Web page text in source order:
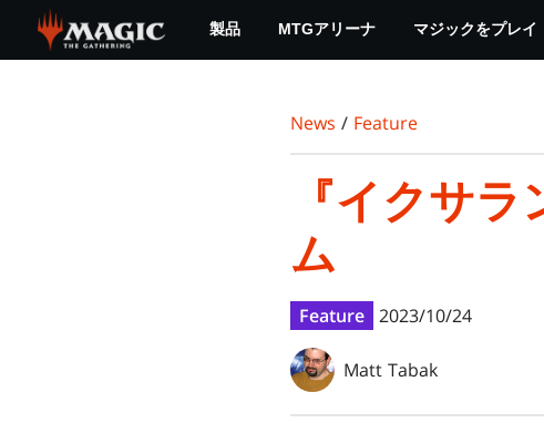
main
製品 MTGアリーナ マジックをプレイ
News / Feature
『イクサ
ム
Feature 2023/10/24
Matt Tabak